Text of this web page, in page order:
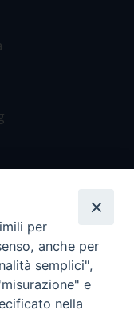
per
anche per
semplici",
e
nella